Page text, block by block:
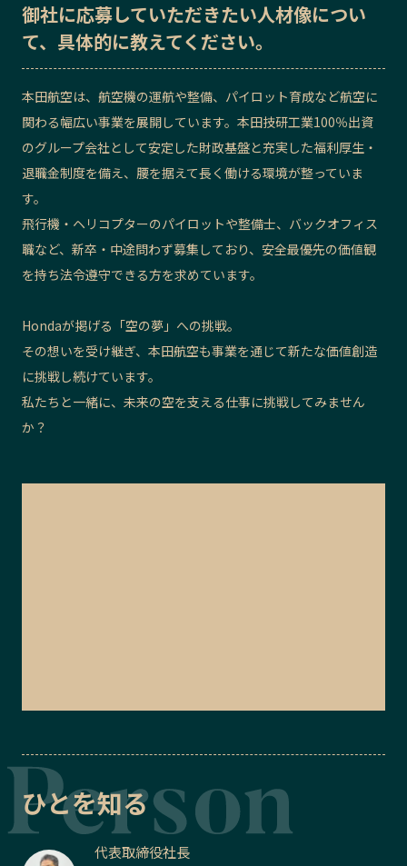
御社に応募していただきたい人材像につい
て、具体的に教えてください。
本田航空は、航空機の運航や整備、パイロット育成など航空に
関わる幅広い事業を展開しています。本田技研工業100％出資
のグループ会社として安定した財政基盤と充実した福利厚生・
退職金制度を備え、腰を据えて長く働ける環境が整っていま
す。
飛行機・ヘリコプターのパイロットや整備士、バックオフィス
職など、新卒・中途問わず募集しており、安全最優先の価値観
を持ち法令遵守できる方を求めています。
Hondaが掲げる「空の夢」への挑戦。
その想いを受け継ぎ、本田航空も事業を通じて新たな価値創造
に挑戦し続けています。
私たちと一緒に、未来の空を支える仕事に挑戦してみません
か？
ひとを知る
代表取締役社長